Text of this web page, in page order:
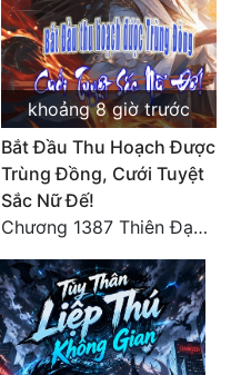
khoảng 8 giờ trước
Bắt Đầu Thu Hoạch Được
Trùng Đồng, Cưới Tuyệt
Sắc Nữ Đế!
Chương 1387 Thiên Đạo đắc ý